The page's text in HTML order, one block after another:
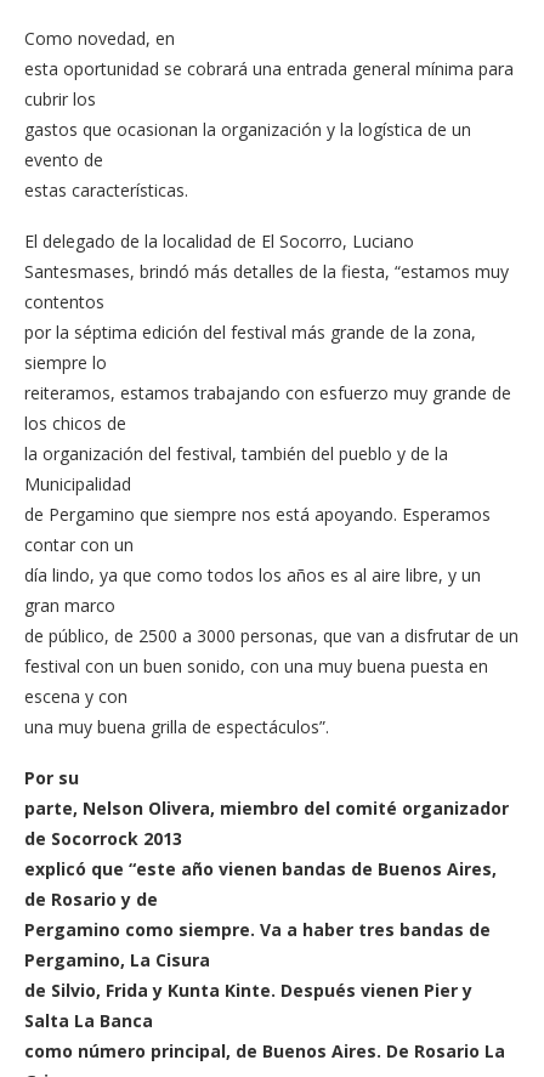
Como novedad, en
esta oportunidad se cobrará una entrada general mínima para
cubrir los
gastos que ocasionan la organización y la logística de un
evento de
estas características.
El delegado de la localidad de El Socorro, Luciano
Santesmases, brindó más detalles de la fiesta, “estamos muy
contentos
por la séptima edición del festival más grande de la zona,
siempre lo
reiteramos, estamos trabajando con esfuerzo muy grande de
los chicos de
la organización del festival, también del pueblo y de la
Municipalidad
de Pergamino que siempre nos está apoyando. Esperamos
contar con un
día lindo, ya que como todos los años es al aire libre, y un
gran marco
de público, de 2500 a 3000 personas, que van a disfrutar de un
festival con un buen sonido, con una muy buena puesta en
escena y con
una muy buena grilla de espectáculos”.
Por su
parte, Nelson Olivera, miembro del comité organizador
de Socorrock 2013
explicó que “este año vienen bandas de Buenos Aires,
de Rosario y de
Pergamino como siempre. Va a haber tres bandas de
Pergamino, La Cisura
de Silvio, Frida y Kunta Kinte. Después vienen Pier y
Salta La Banca
como número principal, de Buenos Aires. De Rosario La